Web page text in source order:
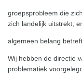
groepsprobleem die
zich landelijk uitstrekt,
algemeen belang betreft.
Wij hebben de directie
problematiek